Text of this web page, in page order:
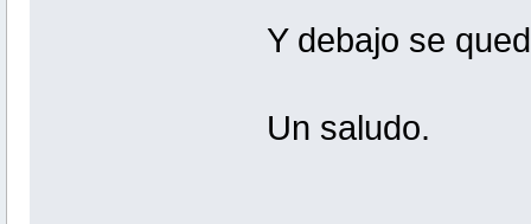
Y debajo se
Un saludo.